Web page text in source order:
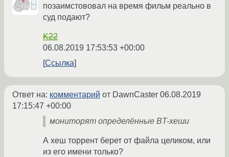
позаимстововал на время фильм реально в
суд подают?
K22
06.08.2019 17:53:53 +00:00
Ссылка
Ответ на: комментарий от DawnCaster 06.08.2019
17:15:47 +00:00
мониторят определённые BT-хеши
А хеш торрент берет от файла целиком, или
из его имени только?